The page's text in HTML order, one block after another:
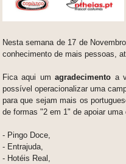
Nesta semana de 17 de
conhecimento de mais pessoas,
Fica aqui umagradecimento a
possível operacionalizar uma
para que sejam mais os
de formas "2 em 1" de apoiar uma
- Pingo Doce,
- Entrajuda,
- Hotéis Real,